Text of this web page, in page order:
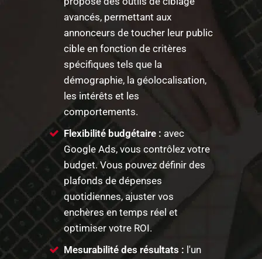
avancés, permettant aux
annonceurs de toucher leur public
cible en fonction de critères
spécifiques tels que la
démographie, la géolocalisation,
les intérêts et les
comportements.
Flexibilité budgétaire : avec
Google Ads, vous contrôlez votre
budget. Vous pouvez définir des
plafonds de dépenses
quotidiennes, ajuster vos
enchères en temps réel et
optimiser votre ROI.
Mesurabilité des résultats : l'un